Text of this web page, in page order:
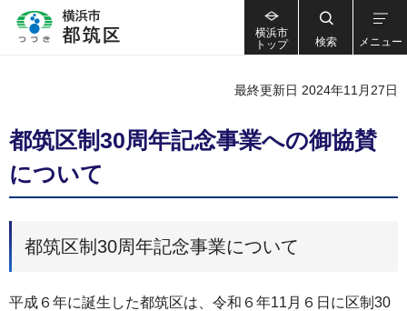
横浜市
トップ
検索 メニュー
最終更新日 2024年11月27日
都筑区制30周年記念事業への御協賛
について
都筑区制30周年記念事業について
平成６年に誕生した都筑区は、令和６年11月６日に区制30